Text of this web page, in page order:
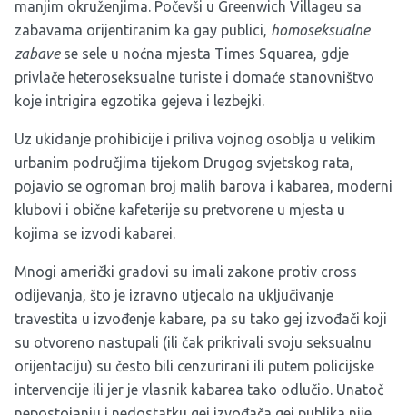
manjim okruženjima. Počevši u Greenwich Villageu sa
zabavama orijentiranim ka gay publici, homoseksualne
zabavese sele u noćna mjesta Times Squarea, gdje
privlače heteroseksualne turiste i domaće stanovništvo
koje intrigira egzotika gejeva i lezbejki.
Uz ukidanje prohibicije i priliva vojnog osoblja u velikim
urbanim područjima tijekom Drugog svjetskog rata,
pojavio se ogroman broj malih barova i kabarea, moderni
klubovi i obične kafeterije su pretvorene u mjesta u
kojima se izvodi kabarei.
Mnogi američki gradovi su imali zakone protiv cross
odijevanja, što je izravno utjecalo na uključivanje
travestita u izvođenje kabare, pa su tako gej izvođači koji
su otvoreno nastupali (ili čak prikrivali svoju seksualnu
orijentaciju) su često bili cenzurirani ili putem policijske
intervencije ili jer je vlasnik kabarea tako odlučio. Unatoč